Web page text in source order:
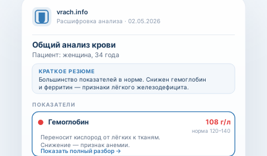
vrach.info
Расшифровка анализа · 02.05.2026
Общий анализ крови
Пациент: женщина, 34 года
КРАТКОЕ РЕЗЮМЕ
Большинство показателей в норме. Снижен гемоглобин
и ферритин — признаки лёгкого железодефицита.
ПОКАЗАТЕЛИ
Гемоглобин 108 г/л
норма 120–140
Переносит кислород от лёгких к тканям.
Снижение — признак анемии.
Показать полный разбор →